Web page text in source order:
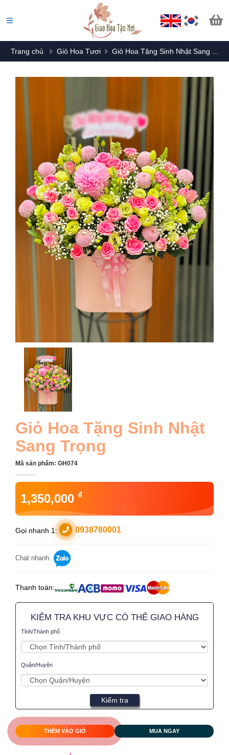
Trang chủ Giỏ Hoa Tươi Giỏ Hoa Tặng Sinh Nhật Sang ...
Giỏ Hoa Tặng Sinh Nhật
Sang Trọng
Mã sản phẩm: GH074
1,350,000 ₫
Gọi nhanh 1: 0938780001
Chat nhanh:
Thanh toán:
KIỂM TRA KHU VỰC CÓ THỂ GIAO HÀNG
Tỉnh/Thành phố
Quận/Huyện
Kiểm tra
THÊM VÀO GIỎ MUA NGAY